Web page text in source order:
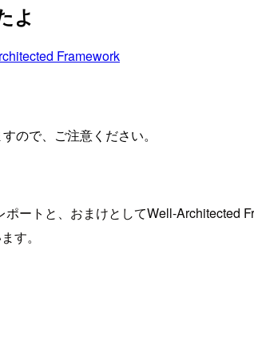
よ
Framework
ので、ご注意ください。
ートと、おまけとしてWell-Architected
す。